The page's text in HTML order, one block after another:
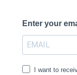
Enter your
I want to